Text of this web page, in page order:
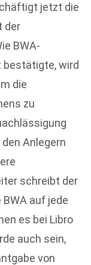
jetzt die
der
BWA-
bestätigte, wird
die
zu
Anlegern
schreibt der
auf jede
es bei Libro
auch sein,
von